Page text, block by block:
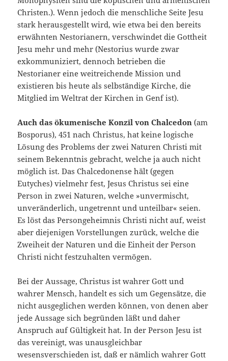
Christen.). Wenn jedoch die menschliche Seite Jesu
stark herausgestellt wird, wie etwa bei den bereits
erwähnten Nestorianern, verschwindet die Gottheit
Jesu mehr und mehr (Nestorius wurde zwar
exkommuniziert, dennoch betrieben die
Nestorianer eine weitreichende Mission und
existieren bis heute als selbständige Kirche, die
Mitglied im Weltrat der Kirchen in Genf ist).
Auch das ökumenische Konzil von Chalcedon (am
Bosporus), 451 nach Christus, hat keine logische
Lösung des Problems der zwei Naturen Christi mit
seinem Bekenntnis gebracht, welche ja auch nicht
möglich ist. Das Chalcedonense hält (gegen
Eutyches) vielmehr fest, Jesus Christus sei eine
Person in zwei Naturen, welche »unvermischt,
unveränderlich, ungetrennt und unteilbar« seien.
Es löst das Persongeheimnis Christi nicht auf, weist
aber diejenigen Vorstellungen zurück, welche die
Zweiheit der Naturen und die Einheit der Person
Christi nicht festzuhalten vermögen.
Bei der Aussage, Christus ist wahrer Gott und
wahrer Mensch, handelt es sich um Gegensätze, die
nicht ausgeglichen werden können, von denen aber
jede Aussage sich begründen läßt und daher
Anspruch auf Gültigkeit hat. In der Person Jesu ist
das vereinigt, was unausgleichbar
wesensverschieden ist, daß er nämlich wahrer Gott